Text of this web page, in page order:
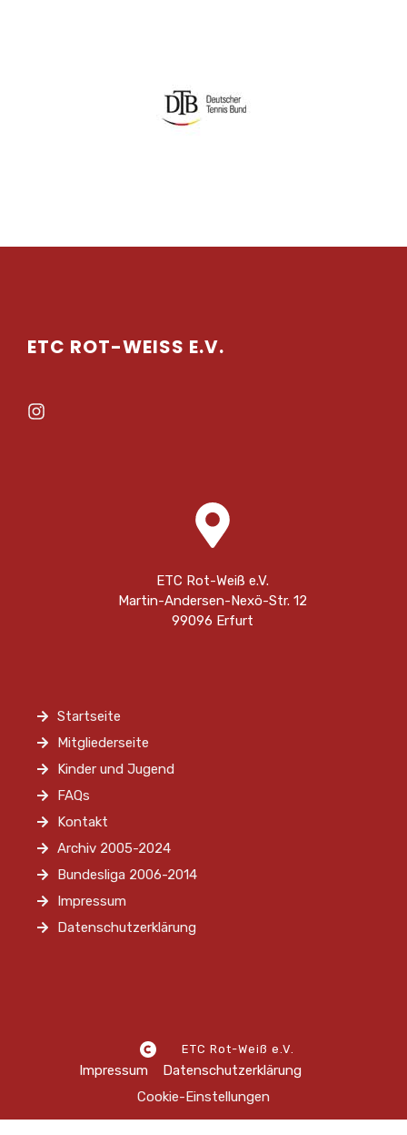
ETC ROT-WEISS E.V.
ETC Rot-Weiß e.V.
Martin-Andersen-Nexö-Str. 12
99096 Erfurt
Startseite
Mitgliederseite
Kinder und Jugend
FAQs
Kontakt
Archiv 2005-2024
Bundesliga 2006-2014
Impressum
Datenschutzerklärung
ETC Rot-Weiß e.V.
Impressum
Datenschutzerklärung
Cookie-Einstellungen